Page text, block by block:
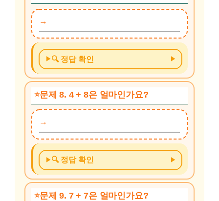
🔍 정답 확인
문제 8. 4 + 8은 얼마인가요?
🔍 정답 확인
문제 9. 7 + 7은 얼마인가요?